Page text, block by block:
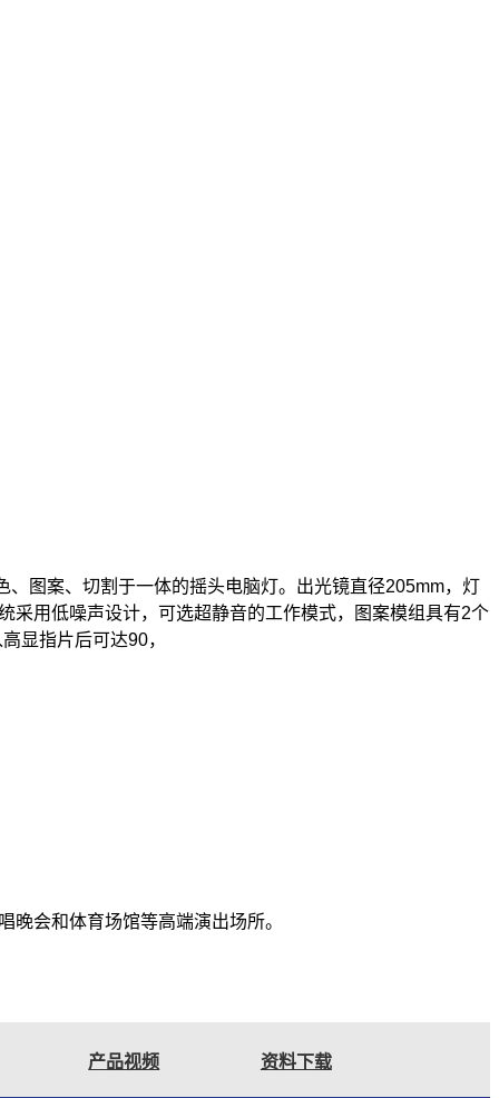
、图案、切割于一体的摇头电脑灯。出光镜直径205mm，灯
采用低噪声设计，可选超静音的工作模式，图案模组具有2个
显指片后可达90，
晚会和体育场馆等高端演出场所。
产品视频 资料下载